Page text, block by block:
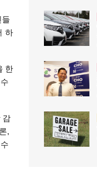
들
하
한
감
,